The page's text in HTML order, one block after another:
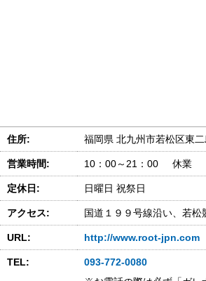
住所: 福岡県 北九州市若松区東
営業時間: 10：00～21：00 休業
定休日: 日曜日 祝祭日
アクセス: 国道１９９号線沿い、若松
URL: http://www.root-jpn.com
TEL:
093-772-0080